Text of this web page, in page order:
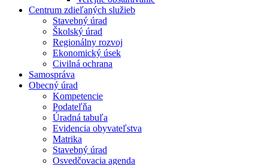
Centrum zdieľaných služieb
Stavebný úrad
Školský úrad
Regionálny rozvoj
Ekonomický úsek
Civilná ochrana
Samospráva
Obecný úrad
Kompetencie
Podateľňa
Úradná tabuľa
Evidencia obyvateľstva
Matrika
Stavebný úrad
Osvedčovacia agenda